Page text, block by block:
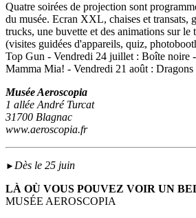
Quatre soirées de projection sont
du musée. Ecran XXL, chaises et transats,
trucks, une buvette et des animations sur le
(visites guidées d'appareils, quiz,
Top Gun - Vendredi 24 juillet : Boîte noire
Mamma Mia! - Vendredi 21 août : Dragons
Musée Aeroscopia
1 allée André Turcat
31700 Blagnac
www.aeroscopia.fr
► Dès le 25 juin
LÀ OÙ VOUS POUVEZ VOIR UN
MUSÉE AEROSCOPIA